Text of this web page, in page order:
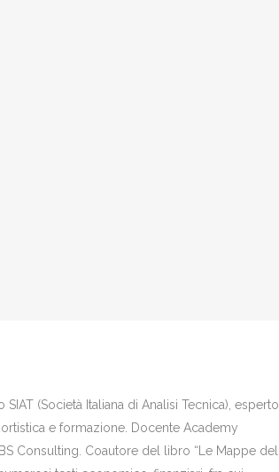
(Società Italiana di Analisi Tecnica), esperto
e formazione. Docente Academy
Consulting. Coautore del libro “Le Mappe del